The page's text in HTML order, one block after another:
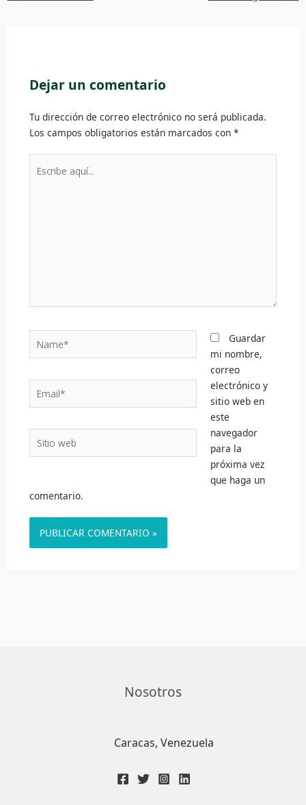
Dejar un comentario
Tu dirección de correo electrónico no será publicada.
Los campos obligatorios están marcados con *
Guardar
mi nombre,
correo
electrónico y
sitio web en
este
navegador
para la
próxima vez
que haga un
comentario.
Nosotros
Caracas, Venezuela